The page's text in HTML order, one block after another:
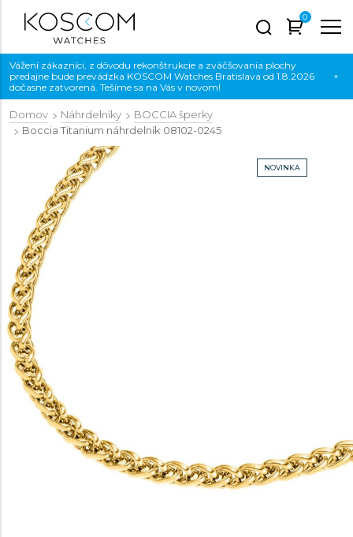
0
Vážení zákazníci, z dôvodu rekonštrukcie a zväčšovania plochy
predajne bude prevádzka KOSCOM Watches Bratislava od 1.8.2026
dočasne zatvorená. Tešíme sa na Vás v novom!
×
Domov Náhrdelníky
BOCCIA šperky
Boccia Titanium náhrdelník 08102-0245
NOVINKA